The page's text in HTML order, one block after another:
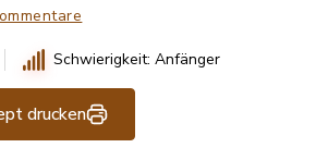
Schwierigkeit: Anfänger
drucken